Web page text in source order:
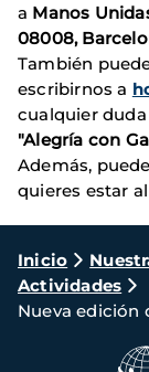
a Manos
08008,
También
escribirnos a
cualquier
"Alegría con
Además,
quieres estar
Ruta
de
Inicio
Actividades
Nueva edición